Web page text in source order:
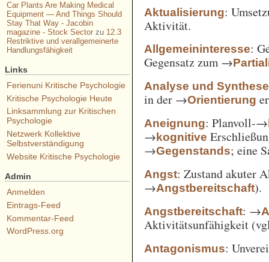
Aktualisierung:
Aktivität.
Allgemeininteresse:
Gegensatz zum →
Analyse und Synthese
in der →Orientierung
Aneignung: Planvoll-→
→kognitive
→Gegenstands; eine
Angst: Zustand akuter
→Angstbereitschaft).
Angstbereitschaft: →
Aktivitätsunfähigkeit
Antagonismus:
Car Plants Are Making Medical
Equipment — And Things Should
Stay That Way - Jacobin
magazine - Stock Sectorzu 12.3
Restriktive und verallgemeinerte
Handlungsfähigkeit
Links
Ferienuni Kritische Psychologie
Kritische Psychologie Heute
Linksammlung zur Kritischen
Psychologie
Netzwerk Kollektive
Selbstverständigung
Website Kritische Psychologie
Admin
Anmelden
Eintrags-Feed
Kommentar-Feed
WordPress.org